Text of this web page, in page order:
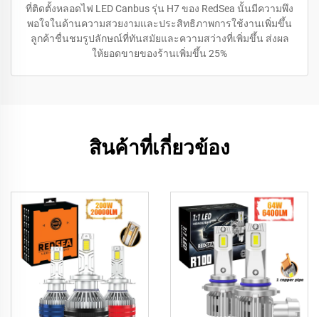
ที่ติดตั้งหลอดไฟ LED Canbus รุ่น H7 ของ RedSea นั้นมีความพึง
พอใจในด้านความสวยงามและประสิทธิภาพการใช้งานเพิ่มขึ้น
ลูกค้าชื่นชมรูปลักษณ์ที่ทันสมัยและความสว่างที่เพิ่มขึ้น ส่งผล
ให้ยอดขายของร้านเพิ่มขึ้น 25%
สินค้าที่เกี่ยวข้อง